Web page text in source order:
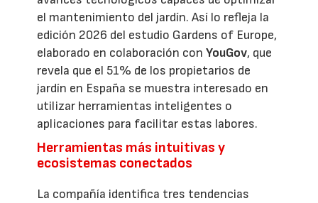
el mantenimiento del jardín. Así lo refleja la
edición 2026 del estudio Gardens of Europe,
elaborado en colaboración conYouGov, que
revela que el 51% de los propietarios de
jardín en España se muestra interesado en
utilizar herramientas inteligentes o
aplicaciones para facilitar estas labores.
Herramientas más intuitivas y
ecosistemas conectados
La compañía identifica tres tendencias